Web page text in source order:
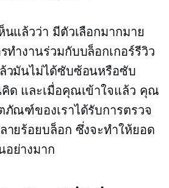
นแล้วว่า มีตัวเลือกมากมาย
ทำงานร่วมกับบล็อกเกอร์รีวิว
วมันไม่ได้ซับซ้อนหรือซับ
ด และเมื่อคุณเข้าใจแล้ว คุณ
ภัณฑ์ของเราได้รับการตรวจ
ายร้อยบล็อก ซึ่งจะทำให้ยอด
ย่างมาก